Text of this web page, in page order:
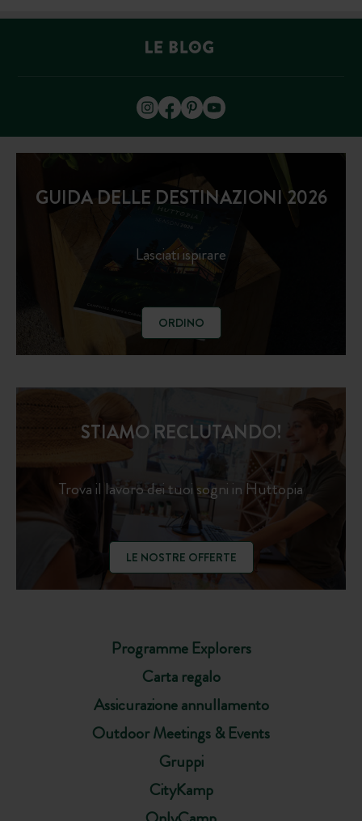
GUIDA DELLE DESTINAZIONI 2026
Lasciati ispirare
ORDINO
Programme Explorers
Carta regalo
Assicurazione annullamento
Outdoor Meetings & Events
Gruppi
CityKamp
STIAMO RECLUTANDO!
Trova il lavoro dei tuoi sogni in Huttopia
LE NOSTRE OFFERTE